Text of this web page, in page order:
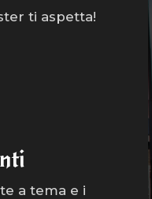
ti aspetta!
a tema e i